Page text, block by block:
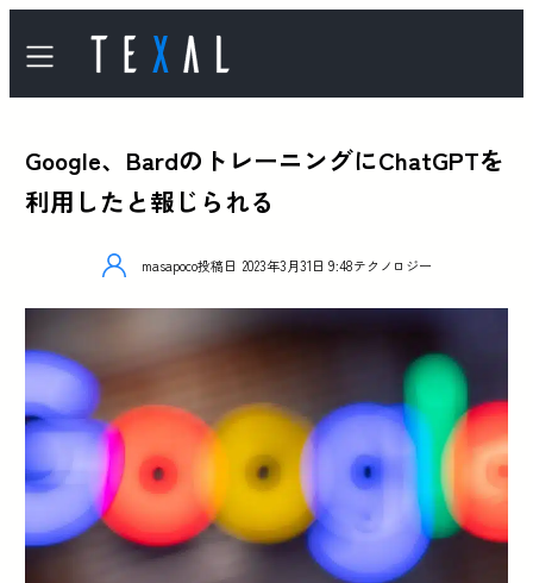
Google、BardのトレーニングにChatGPTを
利用したと報じられる
masapoco投稿日 2023年3月31日 9:48テクノロジー